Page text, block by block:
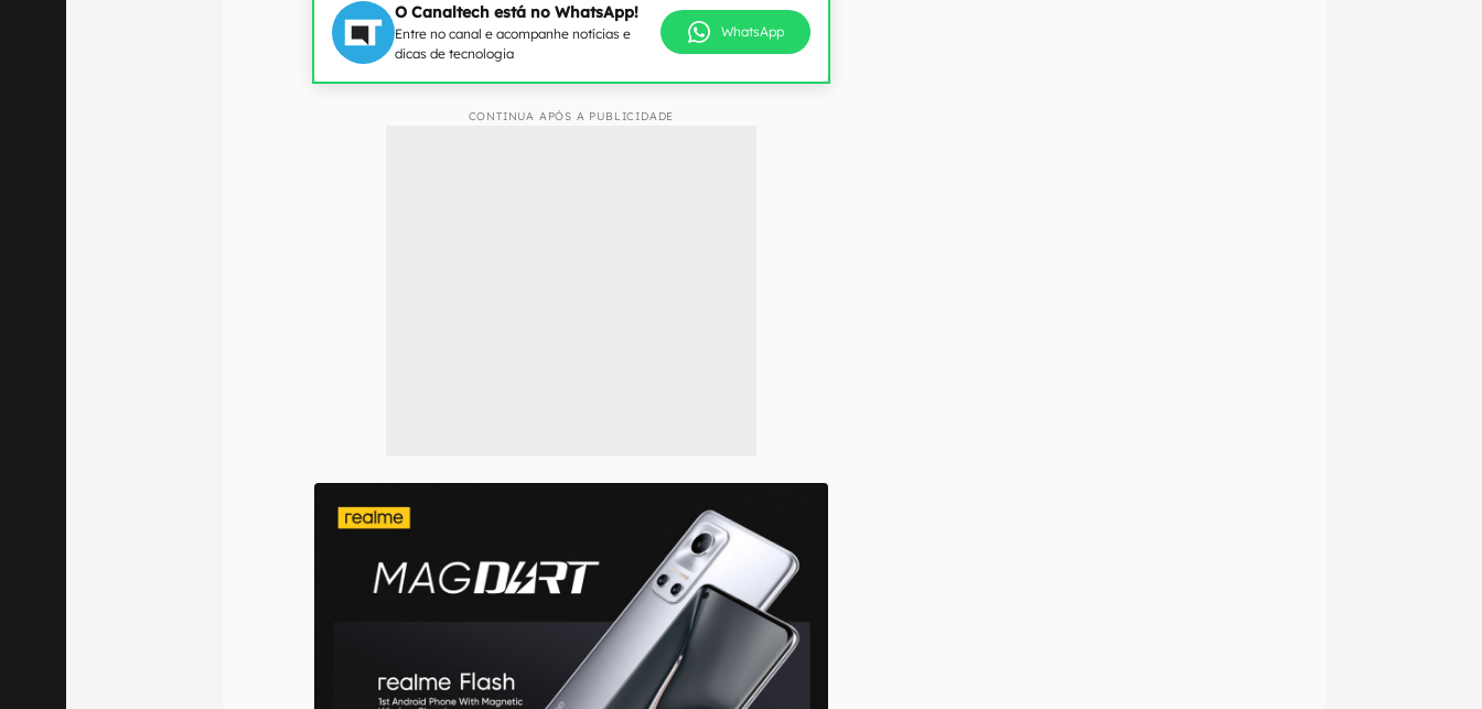
O Canaltech está no WhatsApp!
Entre no canal e acompanhe notícias e
dicas de tecnologia
WhatsApp
CONTINUA APÓS A PUBLICIDADE